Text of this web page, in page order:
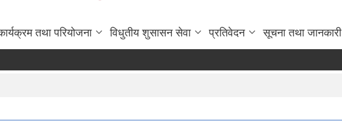
तथा परियोजना विधुतीय शुसासन सेवा प्रतिवेदन सूचना तथा जानकारी